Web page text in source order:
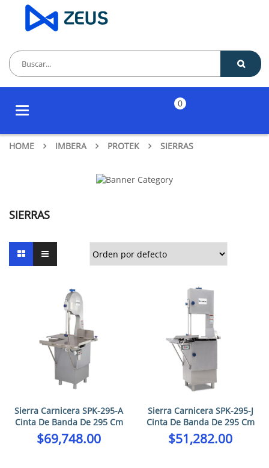
Toggle
0
HOME IMBERA PROTEK SIERRAS
SIERRAS
Sierra Carnicera SPK-295-A
Cinta De Banda De 295 Cm
$69,748.00
Sierra Carnicera SPK-295-J
Cinta De Banda De 295 Cm
$51,282.00